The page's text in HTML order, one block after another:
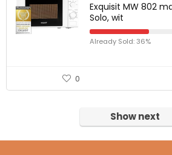
Exquisit MW 802
Solo, wit
Already Sold: 36%
0
Show next